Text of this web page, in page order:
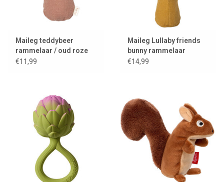
Maileg teddybeer
rammelaar / oud roze
€11,99
Maileg Lullaby friends
bunny rammelaar
€14,99